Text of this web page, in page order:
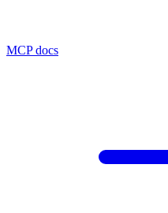
MCP docs